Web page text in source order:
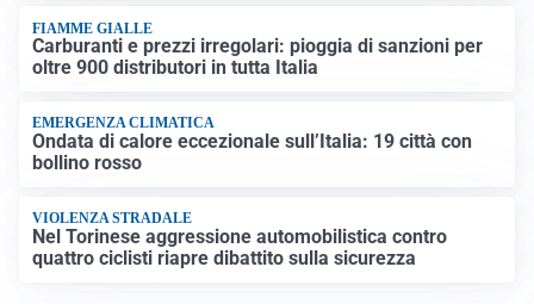
FIAMME GIALLE
Carburanti e prezzi irregolari: pioggia di sanzioni per
EMERGENZA CLIMATICA
Ondata di calore eccezionale sull’Italia: 19 città con
VIOLENZA STRADALE
Nel Torinese aggressione automobilistica contro
quattro ciclisti riapre dibattito sulla sicurezza